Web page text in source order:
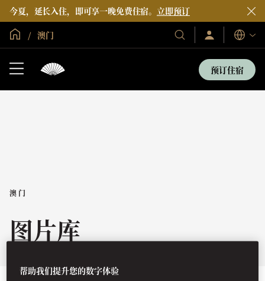
今夏，延长入住，即可享一晚免费住宿。 立即预订
全球首页
澳门
我
们
登
录/
即
加
入
语
言
预订住宿
澳门
图片库
帮助我们提升您的数字体验